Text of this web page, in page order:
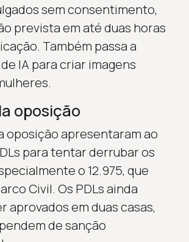
sem consentimento,
prevista em até duas horas
Também passa a
IA para criar imagens
oposição
oposição apresentaram ao
para tentar derrubar os
o 12.975, que
Civil. Os PDLs ainda
aprovados em duas casas,
de sanção